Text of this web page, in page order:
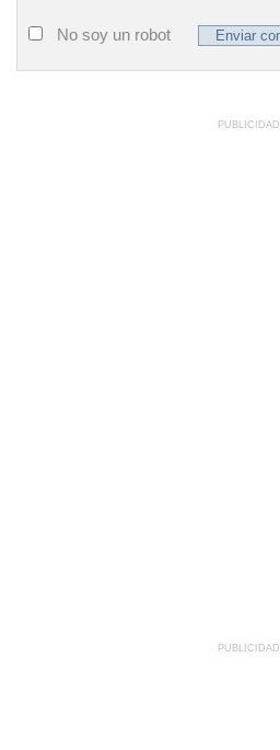
No soy un robot
PUBLICIDAD
PUBLICIDAD